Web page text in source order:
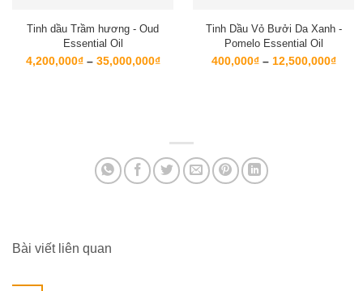
Tinh dầu Trầm hương - Oud
Essential Oil
4,200,000₫ – 35,000,000₫Khoảng
Tinh Dầu Vỏ Bưởi Da Xanh -
Pomelo Essential Oil
400,000₫ – 12,500,000₫
Bài viết liên quan